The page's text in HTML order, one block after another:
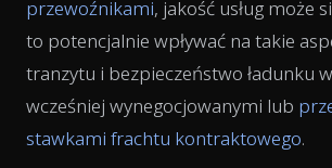
przewoźnikami, jakość usług może
to potencjalnie wpływać na takie
tranzytu i bezpieczeństwo ładunku
wcześniej wynegocjowanymi lub
stawkami frachtu kontraktowego.